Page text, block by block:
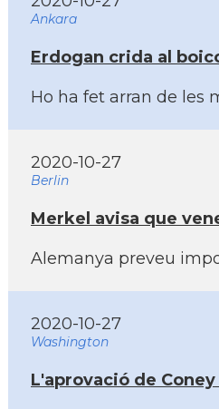
Ankara
Erdogan crida al
Ho ha fet arran de les
2020-10-27
Berlin
Merkel avisa que
Alemanya preveu
2020-10-27
Washington
L'aprovació de